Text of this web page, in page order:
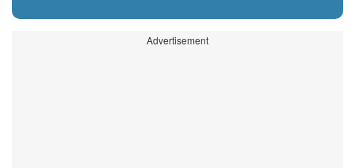
Advertisement